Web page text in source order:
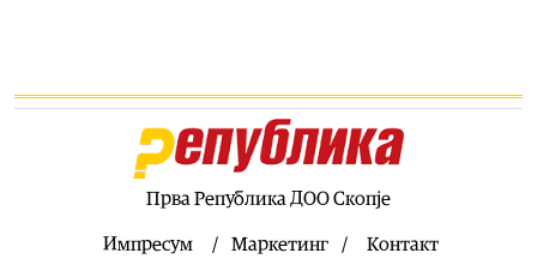
МИ6 е најмоќна тајна служба, каде е ЦИА
рамки на „Роудпол“: Фокус на брзината и безбедноста
Прва Република ДОО Скопје
Импресум Маркетинг Контакт